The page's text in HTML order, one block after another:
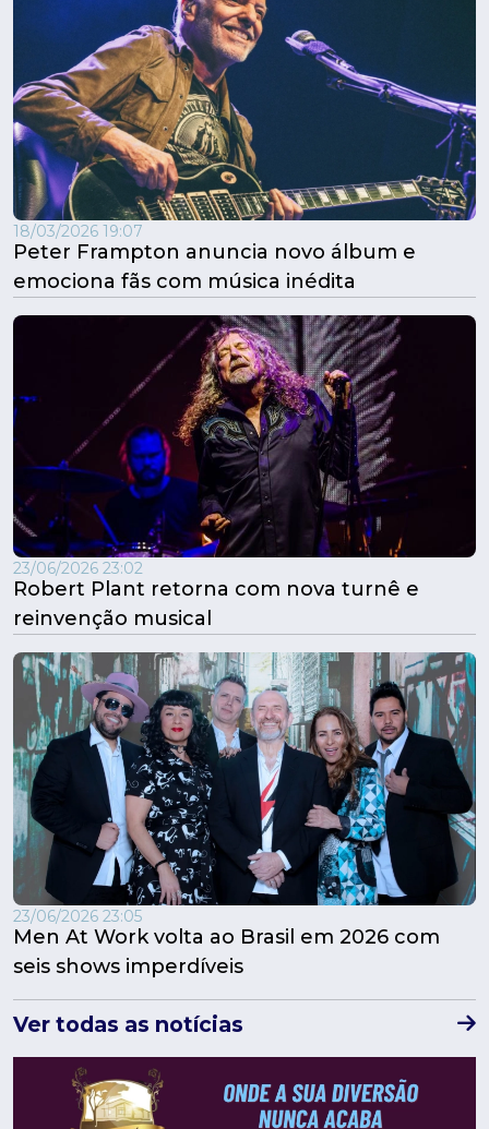
18/03/2026 19:07
Peter Frampton anuncia novo álbum e
emociona fãs com música inédita
23/06/2026 23:02
Robert Plant retorna com nova turnê e
reinvenção musical
23/06/2026 23:05
Men At Work volta ao Brasil em 2026 com
seis shows imperdíveis
Ver todas as notícias